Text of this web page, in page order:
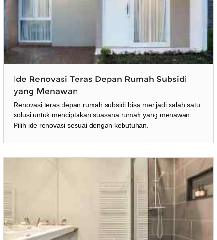
Ide Renovasi Teras Depan Rumah Subsidi
yang Menawan
Renovasi teras depan rumah subsidi bisa menjadi salah satu
solusi untuk menciptakan suasana rumah yang menawan.
Pilih ide renovasi sesuai dengan kebutuhan.